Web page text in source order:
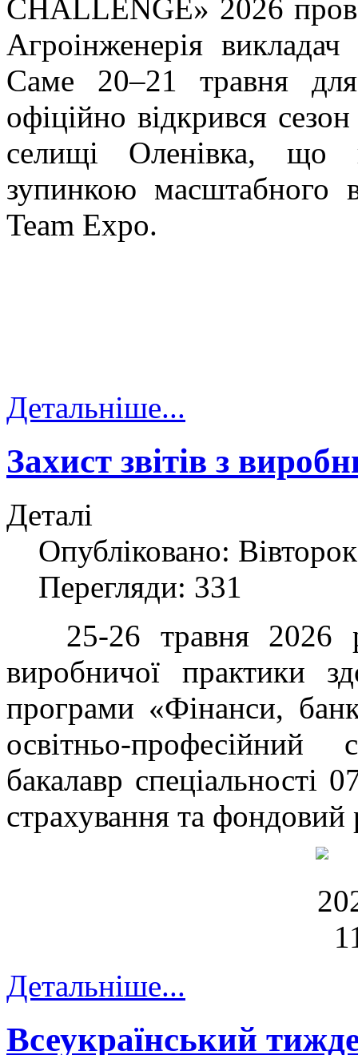
CHALLENGE» 2026
Агроінженерія
Саме 20–21 травня для
офіційно відкрився
селищі Оленівка,
зупинкою масштабного
Team Expo.
Детальніше...
Захист звітів з
Деталі
Опубліковано:
Перегляди: 331
25-26 травня 2026
виробничої практики
програми «Фінанси,
освітньо-
бакалавр спеціальності
страхування та фондовий
Детальніше...
Всеукраїнський